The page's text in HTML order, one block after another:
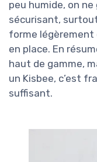
peu humide, on
sécurisant,
forme légèrement
en place. En
haut de gamme,
un Kisbee, c’est
suffisant.